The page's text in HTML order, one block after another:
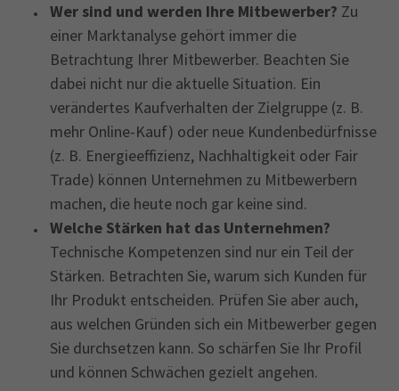
Wer sind und werden Ihre Mitbewerber? Zu
einer Marktanalyse gehört immer die
Betrachtung Ihrer Mitbewerber. Beachten Sie
dabei nicht nur die aktuelle Situation. Ein
verändertes Kaufverhalten der Zielgruppe (z. B.
mehr Online-Kauf) oder neue Kundenbedürfnisse
(z. B. Energieeffizienz, Nachhaltigkeit oder Fair
Trade) können Unternehmen zu Mitbewerbern
machen, die heute noch gar keine sind.
Welche Stärken hat das Unternehmen?
Technische Kompetenzen sind nur ein Teil der
Stärken. Betrachten Sie, warum sich Kunden für
Ihr Produkt entscheiden. Prüfen Sie aber auch,
aus welchen Gründen sich ein Mitbewerber gegen
Sie durchsetzen kann. So schärfen Sie Ihr Profil
und können Schwächen gezielt angehen.